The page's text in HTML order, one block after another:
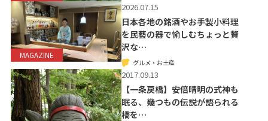
MAGAZINE
2026.07.15
日本各地の銘酒やお手製小料理
を民藝の器で愉しむちょっと贅
沢な…
グルメ・お土産
2017.09.13
【一条戻橋】安倍晴明の式神も
眠る、幾つもの伝説が語られる
橋を…